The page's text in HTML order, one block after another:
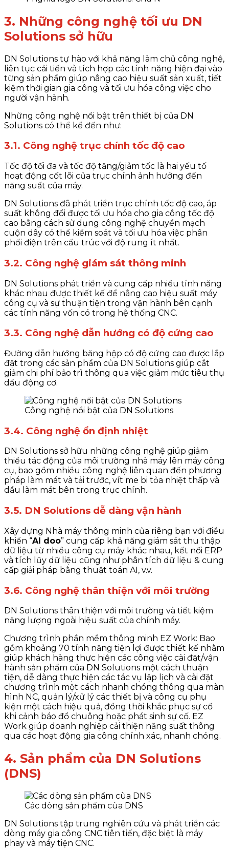
3. Những công nghệ tối ưu DN
Solutions sở hữu
DN Solutions tự hào với khả năng làm chủ công nghệ,
liên tục cải tiến và tích hợp các tính năng hiện đại vào
từng sản phẩm giúp nâng cao hiệu suất sản xuất, tiết
kiệm thời gian gia công và tối ưu hóa công việc cho
người vận hành.
Những công nghệ nổi bật trên thiết bị của DN
Solutions có thể kể đến như:
3.1. Công nghệ trục chính tốc độ cao
Tốc độ tối đa và tốc độ tăng/giảm tốc là hai yếu tố
hoạt động cốt lõi của trục chính ảnh hưởng đến
năng suất của máy.
DN Solutions đã phát triển trục chính tốc độ cao, áp
suất không đổi được tối ưu hóa cho gia công tốc độ
cao bằng cách sử dụng công nghệ chuyển mạch
cuộn dây có thể kiểm soát và tối ưu hóa việc phân
phối điện trên cấu trúc với độ rung ít nhất.
3.2. Công nghệ giám sát thông minh
DN Solutions phát triển và cung cấp nhiều tính năng
khác nhau được thiết kế để nâng cao hiệu suất máy
công cụ và sự thuận tiện trong vận hành bên cạnh
các tính năng vốn có trong hệ thống CNC.
3.3. Công nghệ dẫn hướng có độ cứng cao
Đường dẫn hướng băng hộp có độ cứng cao được lắp
đặt trong các sản phẩm của DN Solutions giúp cắt
giảm chi phí bảo trì thông qua việc giảm mức tiêu thụ
dầu động cơ.
Công nghệ nổi bật của DN Solutions
3.4. Công nghệ ổn định nhiệt
DN Solutions sở hữu những công nghệ giúp giảm
thiểu tác động của môi trường nhà máy lên máy công
cụ, bao gồm nhiều công nghệ liên quan đến phương
pháp làm mát và tải trước, vít me bi tỏa nhiệt thấp và
dầu làm mát bên trong trục chính.
3.5. DN Solutions dễ dàng vận hành
Xây dựng Nhà máy thông minh của riêng bạn với điều
khiển “AI doo” cung cấp khả năng giám sát thu thập
dữ liệu từ nhiều công cụ máy khác nhau, kết nối ERP
và tích lũy dữ liệu cũng như phân tích dữ liệu & cung
cấp giải pháp bằng thuật toán AI, v.v.
3.6. Công nghệ thân thiện với môi trường
DN Solutions thân thiện với môi trường và tiết kiệm
năng lượng ngoài hiệu suất của chính máy.
Chương trình phần mềm thông minh EZ Work: Bao
gồm khoảng 70 tính năng tiện lợi được thiết kế nhằm
giúp khách hàng thực hiện các công việc cài đặt/vận
hành sản phẩm của DN Solutions một cách thuận
tiện, dễ dàng thực hiện các tác vụ lập lịch và cài đặt
chương trình một cách nhanh chóng thông qua màn
hình NC, quản lý/xử lý các thiết bị và công cụ phụ
kiện một cách hiệu quả, đồng thời khắc phục sự cố
khi cảnh báo đổ chuông hoặc phát sinh sự cố. EZ
Work giúp doanh nghiệp cải thiện năng suất thông
qua các hoạt động gia công chính xác, nhanh chóng.
4. Sản phẩm của DN Solutions
(DNS)
Các dòng sản phẩm cùa DNS
DN Solutions tập trung nghiên cứu và phát triển các
dòng máy gia công CNC tiên tiến, đặc biệt là máy
phay và máy tiện CNC.